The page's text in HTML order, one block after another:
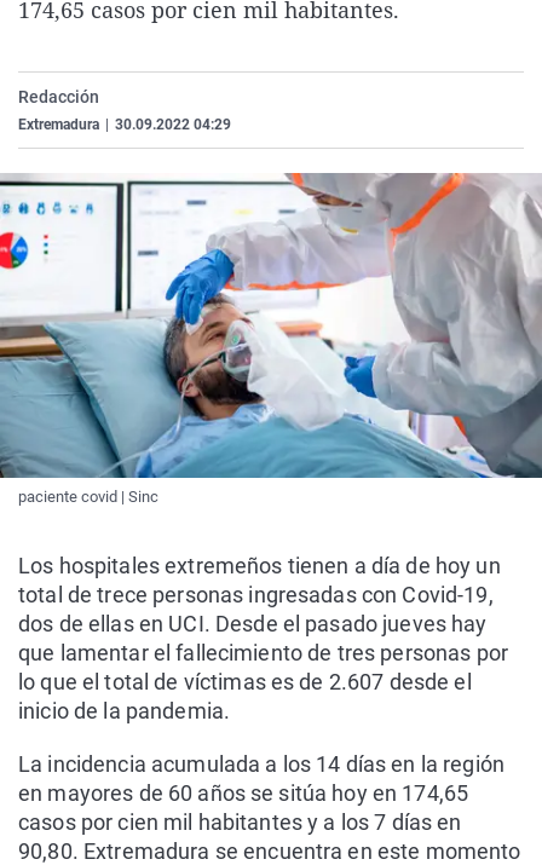
La rosa de los vientos
Caso
Operación Viuda
Extremadura
Navarra
País Vasco
Virales
174,65 casos por cien mil habitantes.
Redacción
Extremadura 30.09.2022 04:29
paciente covid | Sinc
Los hospitales extremeños tienen a día de hoy un
total de trece personas ingresadas con Covid-19,
dos de ellas en UCI. Desde el pasado jueves hay
que lamentar el fallecimiento de tres personas por
lo que el total de víctimas es de 2.607 desde el
inicio de la pandemia.
La incidencia acumulada a los 14 días en la región
en mayores de 60 años se sitúa hoy en 174,65
casos por cien mil habitantes y a los 7 días en
90,80. Extremadura se encuentra en este momento